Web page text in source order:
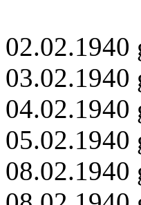
02.02.1940
03.02.1940
04.02.1940
05.02.1940
08.02.1940